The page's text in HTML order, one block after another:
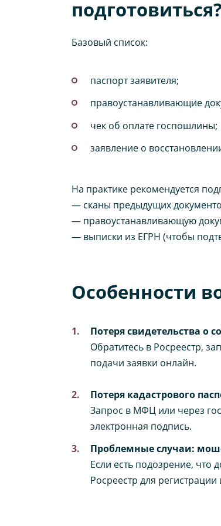
подготовиться?
Базовый список:
паспорт заявителя;
правоустанавливающие
чек об оплате госпошлины;
заявление о
На практике рекомендуется
— сканы предыдущих
— правоустанавливающую
— выписки из ЕГРН (чтобы
Особенности
Потеря свидетельства о
Обратитесь в Росреестр,
подачи заявки онлайн.
Потеря кадастрового
Запрос в МФЦ или через
электронная подпись.
Проблемные случаи:
Если есть подозрение,
Росреестр для